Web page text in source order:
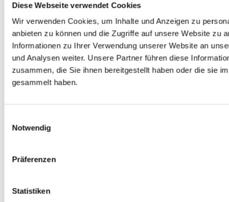
Diese Webseite verwendet Cookies
Wir verwenden Cookies, um Inhalte und Anzeigen zu
anbieten zu können und die Zugriffe auf unsere Website zu
Informationen zu Ihrer Verwendung unserer Website an
und Analysen weiter. Unsere Partner führen diese
zusammen, die Sie ihnen bereitgestellt haben oder die sie
gesammelt haben.
Notwendig
Präferenzen
Statistiken
Stabilisator & Zubehör
Produkte verfügbar
Kugeln & Abdeckungen
0Produkte verfügbar
Radlagern & Naben
Produkte verfügbar
Räder und Zubehör
0Produkte verfügbar
0Produkte verfügbar